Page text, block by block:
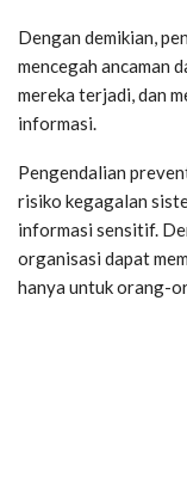
Dengan demikian,
mencegah ancaman
mereka terjadi, dan
informasi.
Pengendalian
risiko kegagalan
informasi sensitif.
organisasi dapat
hanya untuk orang-